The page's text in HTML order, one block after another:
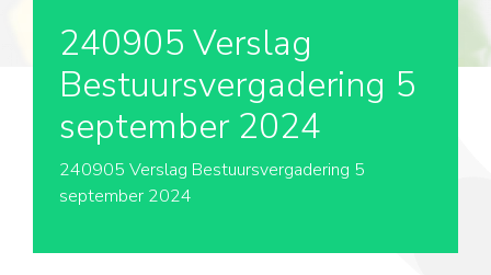
240905 Verslag
Bestuursvergadering 5
september 2024
240905 Verslag Bestuursvergadering 5
september 2024